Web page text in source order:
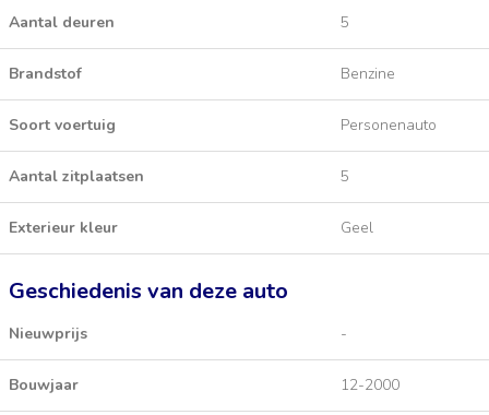
Aantal deuren 5
Brandstof Benzine
Soort voertuig Personenauto
Aantal zitplaatsen 5
Exterieur kleur Geel
Geschiedenis van deze auto
Nieuwprijs -
Bouwjaar 12-2000